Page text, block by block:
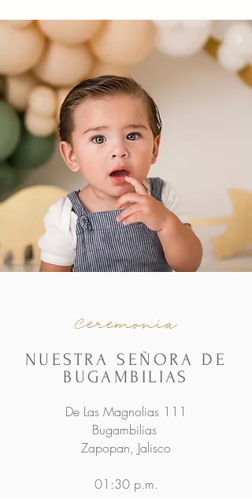
Ceremonia
NUESTRA SEÑORA DE
BUGAMBILIAS
De Las Magnolias 111
Bugambilias
Zapopan, Jalisco
01:30 p.m.